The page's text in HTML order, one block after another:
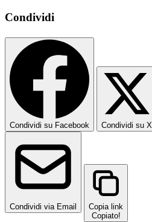
Condividi
Condividi su Facebook Condividi su X
Condividi via Email
Copia link
Copiato!